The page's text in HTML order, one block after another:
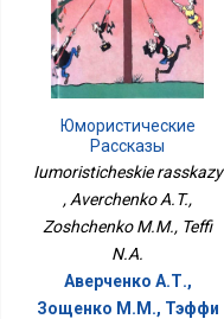
Юмористические
Рассказы
Iumoristicheskie rasskazy
, Averchenko A.T.,
Zoshchenko M.M., Teffi
N.A.
Аверченко А.Т.,
Зощенко М.М., Тэффи